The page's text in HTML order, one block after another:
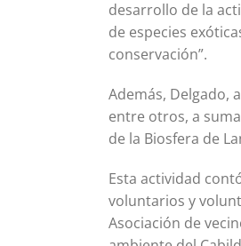
desarrollo de la
de especies
conservación”.
Además, Delgado,
entre otros, a
de la Biosfera de
Esta actividad
voluntarios y
Asociación de